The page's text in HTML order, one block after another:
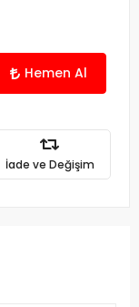
Hemen Al
İade ve Değişim